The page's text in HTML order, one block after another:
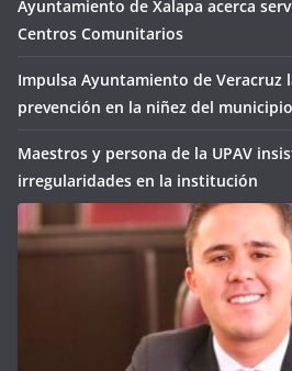
Ayuntamiento de Xalapa acerca
Centros Comunitarios
Impulsa Ayuntamiento de Veracruz
prevención en la niñez del municipio
Maestros y persona de la UPAV
irregularidades en la institución